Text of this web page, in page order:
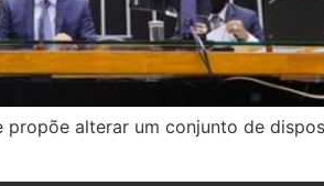
alterar um conjunto de